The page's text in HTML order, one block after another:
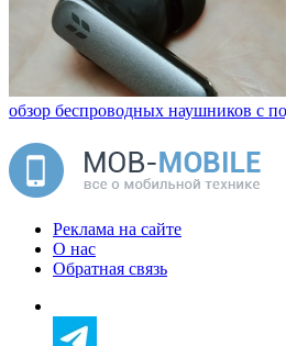
обзор беспроводных наушников с
Реклама на сайте
О нас
Обратная связь